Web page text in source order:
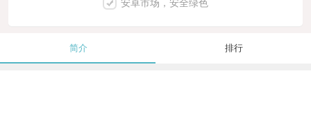
安卓市场，安全绿色
简介 排行